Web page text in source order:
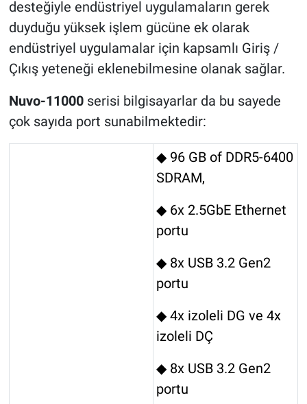
desteğiyle endüstriyel uygulamaların gerek
duyduğu yüksek işlem gücüne ek olarak
endüstriyel uygulamalar için kapsamlı Giriş /
Çıkış yeteneği eklenebilmesine olanak sağlar.
Nuvo-11000serisi bilgisayarlar da bu sayede
çok sayıda port sunabilmektedir:
◆ 96 GB of DDR5-6400
SDRAM,
◆ 6x 2.5GbE Ethernet
portu
◆ 8x USB 3.2 Gen2
portu
◆ 4x izoleli DG ve 4x
izoleli DÇ
◆ 8x USB 3.2 Gen2
portu